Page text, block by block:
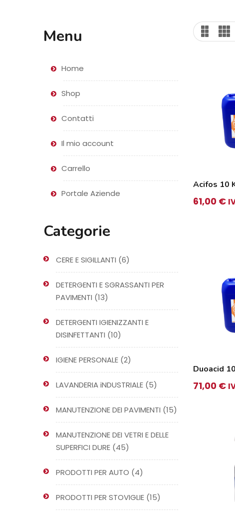
Menu
Home
Shop
Contatti
Il mio account
Carrello
Portale Aziende
Categorie
CERE E SIGILLANTI 66
prodotti
DETERGENTI E SGRASSANTI PER
PAVIMENTI 1313
prodotti
DETERGENTI IGIENIZZANTI E
DISINFETTANTI 1010
prodotti
IGIENE PERSONALE 22
prodotti
LAVANDERIA iNDUSTRIALE 55
prodotti
MANUTENZIONE DEI PAVIMENTI 1515
prodotti
MANUTENZIONE DEI VETRI E DELLE
SUPERFICI DURE 4545
prodotti
PRODOTTI PER AUTO
44
prodotti
PRODOTTI PER STOVIGLIE 1515
prodotti
Acifos 10
61,00 €
Duoacid
71,00 €